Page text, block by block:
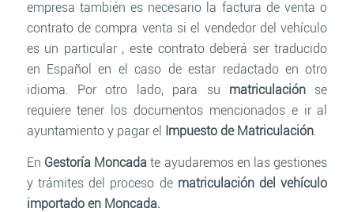
empresa también es necesario la factura de venta o
contrato de compra venta si el vendedor del vehículo
es un particular , este contrato deberá ser traducido
en Español en el caso de estar redactado en otro
idioma. Por otro lado, para su matriculación se
requiere tener los documentos mencionados e ir al
ayuntamiento y pagar el
Impuesto de Matriculación.
En Gestoría Moncada te ayudaremos en las gestiones
y trámites del proceso de matriculación del vehículo
importado en Moncada.